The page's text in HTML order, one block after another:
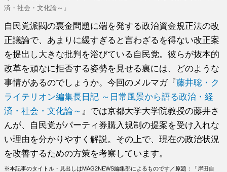
済・社会・文化論～』
自民党派閥の裏金問題に端を発する政治資金規正法の改
正議論で、あまりに緩すぎると言わざるを得ない改正案
を提出し大きな批判を浴びている自民党。彼らが抜本的
改革を頑なに拒否する姿勢を見せる裏には、どのような
事情があるのでしょうか。今回のメルマガ『藤井聡・ク
ライテリオン編集長日記 ～日常風景から語る政治・経
済・社会・文化論～ 』では京都大学大学院教授の藤井さ
んが、自民党がパーティ券購入規制の提案を受け入れな
い理由を分かりやすく解説。その上で、現在の政治状況
を改善するための方策を考察しています。
※本記事のタイトル・見出しはMAG2NEWS編集部によるものです／原題：「岸田自